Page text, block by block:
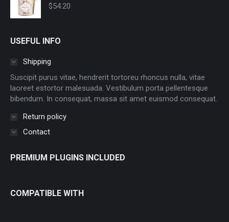
$54.20
USEFUL INFO
Shipping
Suscipit purus vitae, hendrerit tortoreu rhoncus nulla, vitae
laoreet estortor malesuada. Vestibulum porta pellentesque
bibendum. In consequat, massa sit amet euismod consequat.
Return policy
Contact
PREMIUM PLUGINS INCLUDED
COMPATIBLE WITH